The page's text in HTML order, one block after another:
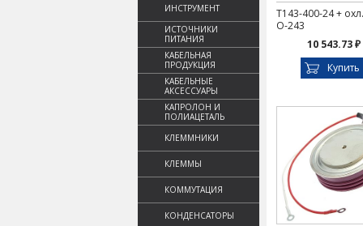
ИНСТРУМЕНТ
ИСТОЧНИКИ
ПИТАНИЯ
КАБЕЛЬНАЯ
ПРОДУКЦИЯ
КАБЕЛЬНЫЕ
АКСЕССУАРЫ
КАПРОЛОН И
ПОЛИАЦЕТАЛЬ
КЛЕММНИКИ
КЛЕММЫ
КОММУТАЦИЯ
КОНДЕНСАТОРЫ
Т143-400-24 + охл.
О-243
10 543.73 ₽
Купить